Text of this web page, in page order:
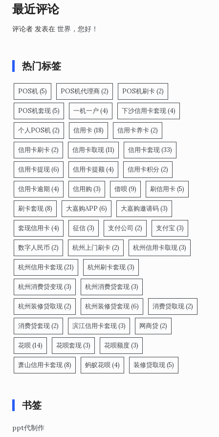
最近评论
评论者 发表在 世界，您好！
热门标签
POS机(5) POS机代理商(2) POS机刷卡(2)
POS机套现(5) 一机一户 (4) 下沙信用卡套现(4)
个人POS机(2) 信用卡(18) 信用卡养卡(2)
信用卡刷卡(2) 信用卡取现(11) 信用卡套现(33)
信用卡提现(6) 信用卡提额(4) 信用卡积分 (2)
信用卡逾期 (4) 信用购 (3) 借呗 (9) 刷信用卡(5)
刷卡套现(8) 大嘉购APP (6) 大嘉购邀请码(3)
套现信用卡(4) 征信(3) 支付公司 (2) 支付宝 (3)
数字人民币 (2) 杭州上门刷卡(2) 杭州信用卡取现(3)
杭州信用卡套现(21) 杭州刷卡套现(3)
杭州消费贷变现(3) 杭州消费贷套现(3)
杭州装修贷取现(2) 杭州装修贷套现(6) 消费贷取现(2)
消费贷套现(2) 滨江信用卡套现(3) 网商贷(2)
花呗 (14) 花呗套现(3) 花呗额度(3)
萧山信用卡套现(8) 蚂蚁花呗 (4) 装修贷取现(5)
书签
ppt代制作